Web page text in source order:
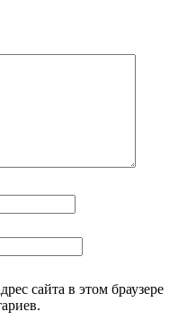
сайта в этом браузере